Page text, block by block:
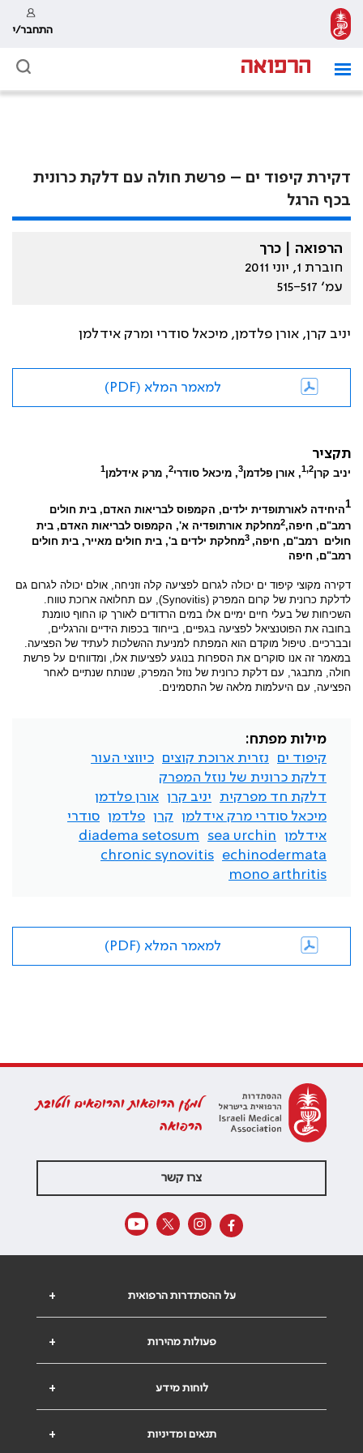
התחבר/י
דקירת קיפוד ים – פרשת חולה עם דלקת כרונית
בכף הרגל
הרפואה | כרך
חוברת 1, יוני 2011
עמ׳ 515-517
יניב קרן, אורן פלדמן, מיכאל סודרי ומרק אידלמן
למאמר המלא (PDF)
תקציר
יניב קרן1,2, אורן פלדמן3, מיכאל סודרי2, מרק אידלמן1
1היחידה לאורתופדית ילדים, הקמפוס לבריאות האדם, בית חולים
רמב"ם, חיפה,2מחלקת אורתופדיה א', הקמפוס לבריאות האדם, בית
חולים רמב"ם, חיפה, מחלקת ילדים ב', בית חולים מאייר, בית חולים
רמב"ם, חיפה
דקירה מקוצי קיפוד ים יכולה לגרום לפציעה קלה וזניחה, אולם יכולה לגרום גם
לדלקת כרונית של קרום המפרק (Synovitis), עם תחלואה ארוכת טווח.
השכיחות של בעלי חיים ימיים אלו במים הרדודים לאורך קו החוף טומנת
בחובה את הפוטנציאל לפציעה בגפיים, בייחוד בכפות הידיים והרגליים,
ובברכיים. טיפול מוקדם הוא המפתח למניעת ההשלכות לעתיד של הפציעה.
במאמר זה אנו סוקרים את הספרות בנוגע לפציעות אלו, ומדווחים על פרשת
חולה, מתבגר, עם דלקת כרונית של נוזל המפרק, שנותח שנתיים לאחר
הפציעה, עם היעלמות מלאה של התסמינים.
מילות מפתח:
קיפוד ים
נזרית ארוכת קוצים
כיווצי העור
דלקת כרונית של נוזל המפרק
דלקת חד מפרקית
יניב קרן אורן פלדמן
מיכאל סודרי מרק אידלמן
קרן פלדמן סודרי
אידלמן
sea urchin
diadema setosum
echinodermata
chronic synovitis
mono arthritis
למאמר המלא (PDF)
למען הרופאות והרופאים ולטובת
הרפואה
צרו קשר
+ על ההסתדרות הרפואית
+ פעולות מהירות
+ לוחות מידע
+ תנאים ומדיניות